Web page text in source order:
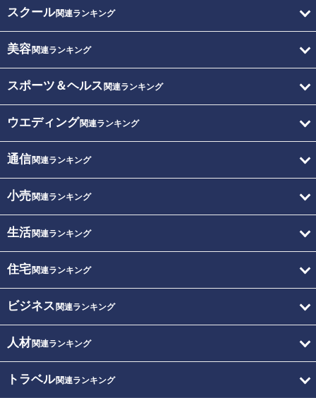
スクール関連ランキング
美容関連ランキング
スポーツ＆ヘルス 関連ランキング
ウエディング関連ランキング
通信関連ランキング
小売関連ランキング
生活関連ランキング
住宅関連ランキング
ビジネス 関連ランキング
人材関連ランキング
トラベル関連ランキング